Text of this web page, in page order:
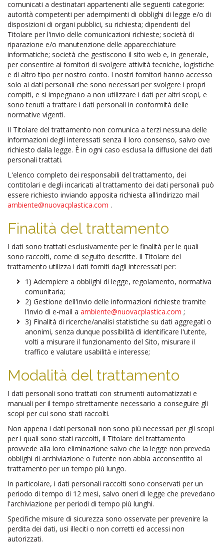
comunicati a destinatari appartenenti alle seguenti categorie:
autorità competenti per adempimenti di obblighi di legge e/o di
disposizioni di organi pubblici, su richiesta; dipendenti del
Titolare per l'invio delle comunicazioni richieste; società di
riparazione e/o manutenzione delle apparecchiature
informatiche; società che gestiscono il sito web e, in generale,
per consentire ai fornitori di svolgere attività tecniche, logistiche
e di altro tipo per nostro conto. I nostri fornitori hanno accesso
solo ai dati personali che sono necessari per svolgere i propri
compiti, e si impegnano a non utilizzare i dati per altri scopi, e
sono tenuti a trattare i dati personali in conformità delle
normative vigenti.
Il Titolare del trattamento non comunica a terzi nessuna delle
informazioni degli interessati senza il loro consenso, salvo ove
richiesto dalla legge. È in ogni caso esclusa la diffusione dei dati
personali trattati.
L'elenco completo dei responsabili del trattamento, dei
contitolari e degli incaricati al trattamento dei dati personali può
essere richiesto inviando apposita richiesta all'indirizzo mail
ambiente@nuovacplastica.com .
Finalità del trattamento
I dati sono trattati esclusivamente per le finalità per le quali
sono raccolti, come di seguito descritte. Il Titolare del
trattamento utilizza i dati forniti dagli interessati per:
1) Adempiere a obblighi di legge, regolamento, normativa
comunitaria;
2) Gestione dell'invio delle informazioni richieste tramite
l'invio di e-mail a ambiente@nuovacplastica.com ;
3) Finalità di ricerche/analisi statistiche su dati aggregati o
anonimi, senza dunque possibilità di identificare l'utente,
volti a misurare il funzionamento del Sito, misurare il
traffico e valutare usabilità e interesse;
Modalità del trattamento
I dati personali sono trattati con strumenti automatizzati e
manuali per il tempo strettamente necessario a conseguire gli
scopi per cui sono stati raccolti.
Non appena i dati personali non sono più necessari per gli scopi
per i quali sono stati raccolti, il Titolare del trattamento
provvede alla loro eliminazione salvo che la legge non preveda
obblighi di archiviazione o l'utente non abbia acconsentito al
trattamento per un tempo più lungo.
In particolare, i dati personali raccolti sono conservati per un
periodo di tempo di 12 mesi, salvo oneri di legge che prevedano
l'archiviazione per periodi di tempo più lunghi.
Specifiche misure di sicurezza sono osservate per prevenire la
perdita dei dati, usi illeciti o non corretti ed accessi non
autorizzati.